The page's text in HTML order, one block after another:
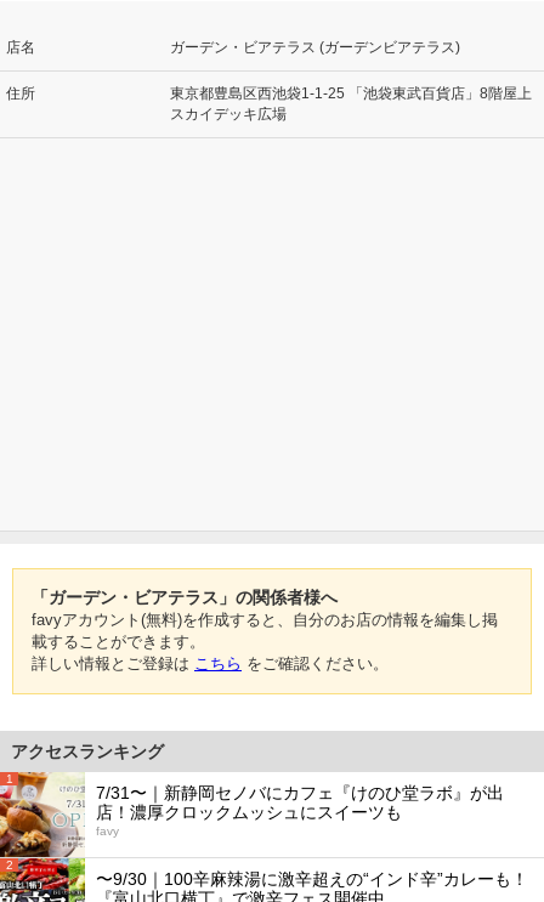
店名 ガーデン・ビアテラス (ガーデンビアテラス)
住所
東京都豊島区西池袋1-1-25 「池袋東武百貨店」8階屋上
スカイデッキ広場
「ガーデン・ビアテラス」の関係者様へ
favyアカウント(無料)を作成すると、自分のお店の情報を編集し掲
載することができます。
詳しい情報とご登録は こちら をご確認ください。
アクセスランキング
1
7/31〜｜新静岡セノバにカフェ『けのひ堂ラボ』が出
店！濃厚クロックムッシュにスイーツも
favy
2
〜9/30｜100辛麻辣湯に激辛超えの“インド辛”カレーも！
『富山北口横丁』で激辛フェス開催中